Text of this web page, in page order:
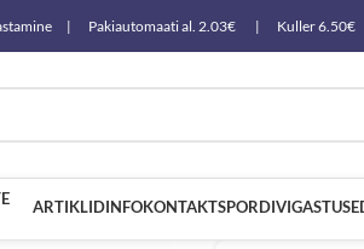
tagastamine | Pakiautomaati al. 2.03€ | Kuller
ARTIKLIDINFOKONTAKT